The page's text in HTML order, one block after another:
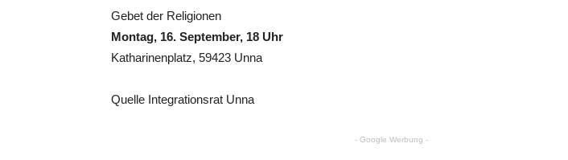
Gebet der Religionen
Montag, 16. September, 18 Uhr
Katharinenplatz, 59423 Unna
Quelle Integrationsrat Unna
- Google Werbung -